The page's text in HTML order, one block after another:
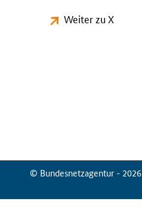
Weiter zu X
© Bundesnetzagentur - 2026